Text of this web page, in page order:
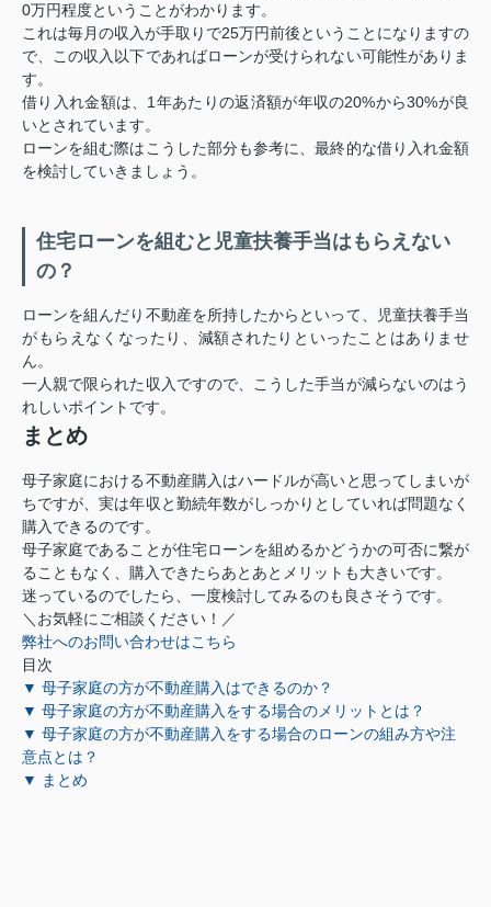
0万円程度ということがわかります。
これは毎月の収入が手取りで25万円前後ということになりますの
で、この収入以下であればローンが受けられない可能性がありま
す。
借り入れ金額は、1年あたりの返済額が年収の20%から30%が良
いとされています。
ローンを組む際はこうした部分も参考に、最終的な借り入れ金額
を検討していきましょう。
住宅ローンを組むと児童扶養手当はもらえない
の？
ローンを組んだり不動産を所持したからといって、児童扶養手当
がもらえなくなったり、減額されたりといったことはありませ
ん。
一人親で限られた収入ですので、こうした手当が減らないのはう
れしいポイントです。
まとめ
母子家庭における不動産購入はハードルが高いと思ってしまいが
ちですが、実は年収と勤続年数がしっかりとしていれば問題なく
購入できるのです。
母子家庭であることが住宅ローンを組めるかどうかの可否に繋が
ることもなく、購入できたらあとあとメリットも大きいです。
迷っているのでしたら、一度検討してみるのも良さそうです。
＼お気軽にご相談ください！／
弊社へのお問い合わせはこちら
目次
▼ 母子家庭の方が不動産購入はできるのか？
▼ 母子家庭の方が不動産購入をする場合のメリットとは？
▼ 母子家庭の方が不動産購入をする場合のローンの組み方や注
意点とは？
▼ まとめ